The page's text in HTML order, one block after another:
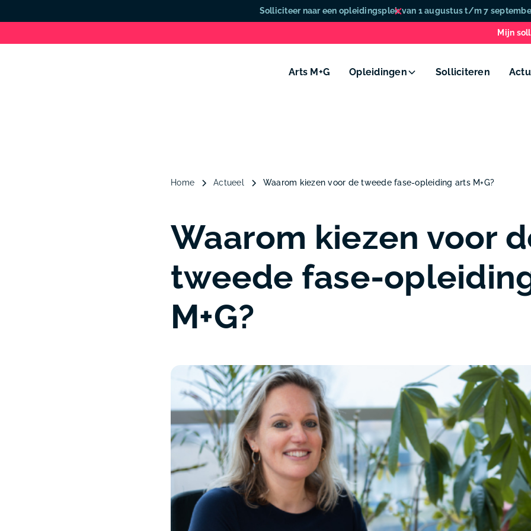
Solliciteer naar een opleidingsplek van 1 augustus t/m 7
Mijn
Arts M+G Opleidingen Solliciteren
Home Actueel Waarom kiezen voor de tweede fase-opleiding arts M+G?
Waarom kiezen voor
tweede fase-
M+G?